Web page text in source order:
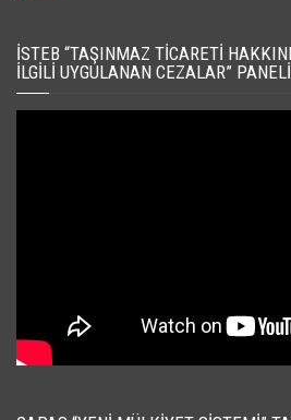
İSTEB “TAŞINMAZ TICARETI
İLGILI UYGULANAN CEZALAR”